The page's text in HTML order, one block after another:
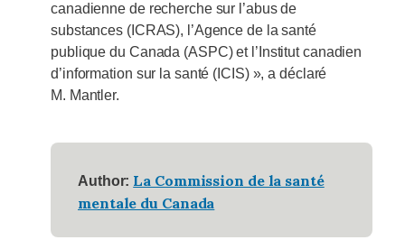
canadienne de recherche sur l’abus de
substances (ICRAS), l’Agence de la santé
publique du Canada (ASPC) et l’Institut canadien
d’information sur la santé (ICIS) », a déclaré
M. Mantler.
Author: La Commission de la santé
mentale du Canada